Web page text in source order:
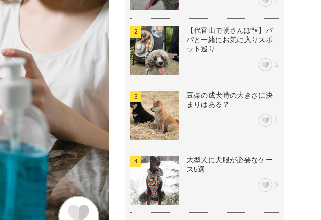
【代官山で朝さんぽ🐾】パ
パと一緒にお気に入りスポ
ット巡り
1
豆柴の成犬時の大きさに決
まりはある？
1
大型犬に犬服が必要なケー
ス5選
2